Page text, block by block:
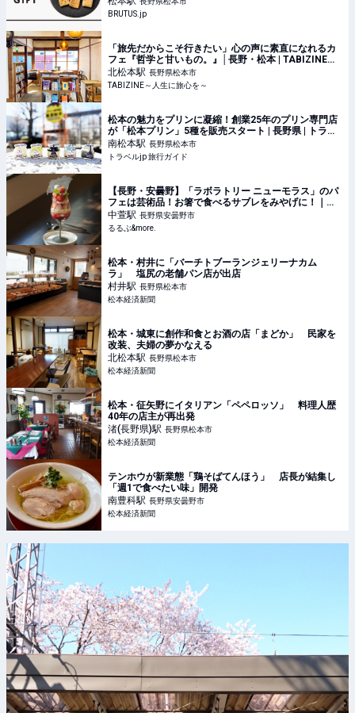
BRUTUS.jp
「旅先だからこそ行きたい」心の声に素直になれるカ
フェ『哲学と甘いもの。』│長野・松本 | TABIZINE～
人生に旅心を～
北松本駅 長野県松本市
TABIZINE～人生に旅心を～
松本の魅力をプリンに凝縮！創業25年のプリン専門店
が「松本プリン」5種を販売スタート | 長野県 | トラベ
ルjp 旅行ガイド
南松本駅 長野県松本市
トラベルjp 旅行ガイド
【長野・安曇野】「ラボラトリー ニューモラス」のパ
フェは芸術品！お箸で食べるサブレをみやげに！｜る
るぶ&more.
中萱駅 長野県安曇野市
るるぶ&more.
松本・村井に「バーチトブーランジェリーナカム
ラ」 塩尻の老舗パン店が出店
村井駅 長野県松本市
松本経済新聞
松本・城東に創作和食とお酒の店「まどか」 民家を
改装、夫婦の夢かなえる
北松本駅 長野県松本市
松本経済新聞
松本・征矢野にイタリアン「ペペロッソ」 料理人歴
40年の店主が再出発
渚(長野県)駅 長野県松本市
松本経済新聞
テンホウが新業態「鶏そばてんほう」 店長が結集し
「週1で食べたい味」開発
南豊科駅 長野県安曇野市
松本経済新聞